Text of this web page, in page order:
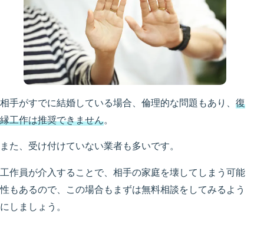
相手がすでに結婚している場合、倫理的な問題もあり、 復
縁工作は推奨できません。
また、受け付けていない業者も多いです。
工作員が介入することで、相手の家庭を壊してしまう可能
性もあるので、この場合もまずは無料相談をしてみるよう
にしましょう。